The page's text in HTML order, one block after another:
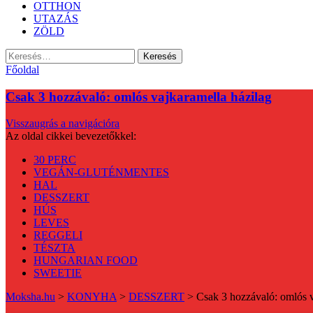
OTTHON
UTAZÁS
ZÖLD
Keresés:
Főoldal
Csak 3 hozzávaló: omlós vajkaramella házilag
Visszaugrás a navigációra
Az oldal cikkei bevezetőkkel:
30 PERC
VEGÁN-GLUTÉNMENTES
HAL
DESSZERT
HÚS
LEVES
REGGELI
TÉSZTA
HUNGARIAN FOOD
SWEETIE
Moksha.hu > KONYHA> DESSZERT > Csak 3 hozzávaló: omlós